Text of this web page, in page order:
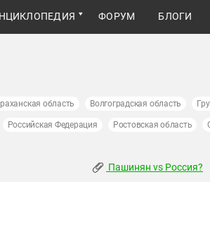
ФОРУМ БЛОГИ
область Волгоградская область
Российская Федерация Ростовская область
Пашинян vs Россия?